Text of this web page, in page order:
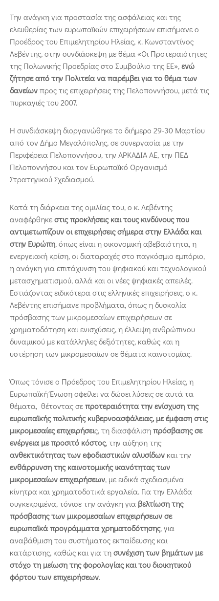
Την ανάγκη για προστασία της ασφάλειας και της
ελευθερίας των ευρωπαϊκών επιχειρήσεων επισήμανε ο
Προέδρος του Επιμελητηρίου Ηλείας, κ. Κωνσταντίνος
Λεβέντης, στην συνδιάσκεψη με θέμα «Οι Προτεραιότητες
της Πολωνικής Προεδρίας στο Συμβούλιο της ΕΕ»,ενώ
ζήτησε από την Πολιτεία να παρέμβει για το θέμα των
δανείωνπρος τις επιχειρήσεις της Πελοποννήσου, μετά τις
πυρκαγιές του 2007.
Η συνδιάσκεψη διοργανώθηκε το διήμερο 29-30 Μαρτίου
από τον Δήμο Μεγαλόπολης, σε συνεργασία με την
Περιφέρεια Πελοποννήσου, την ΑΡΚΑΔΙΑ ΑΕ, την ΠΕΔ
Πελοποννήσου και τον Ευρωπαϊκό Οργανισμό
Στρατηγικού Σχεδιασμού.
Κατά τη διάρκεια της ομιλίας του, ο κ. Λεβέντης
αναφέρθηκεστις προκλήσεις και τους κινδύνους που
αντιμετωπίζουν οι επιχειρήσεις σήμερα στην Ελλάδα και
στην Ευρώπη, όπως είναι η οικονομική αβεβαιότητα, η
ενεργειακή κρίση, οι διαταραχές στο παγκόσμιο εμπόριο,
η ανάγκη για επιτάχυνση του ψηφιακού και τεχνολογικού
μετασχηματισμού, αλλά και οι νέες ψηφιακές απειλές.
Εστιάζοντας ειδικότερα στις ελληνικές επιχειρήσεις, ο κ.
Λεβέντης επισήμανε προβλήματα, όπως η δυσκολία
πρόσβασης των μικρομεσαίων επιχειρήσεων σε
χρηματοδότηση και ενισχύσεις, η έλλειψη ανθρώπινου
δυναμικού με κατάλληλες δεξιότητες, καθώς και η
υστέρηση των μικρομεσαίων σε θέματα καινοτομίας.
Όπως τόνισε ο Πρόεδρος του Επιμελητηρίου Ηλείας, η
Ευρωπαϊκή Ένωση οφείλει να δώσει λύσεις σε αυτά τα
θέματα, θέτοντας σεπροτεραιότητα την ενίσχυση της
ευρωπαϊκής πολιτικής κυβερνοασφάλειας, με έμφαση στις
μικρομεσαίες επιχειρήσεις, τη διασφάλισηπρόσβασης σε
ενέργεια με προσιτό κόστος, την αύξηση της
ανθεκτικότητας των εφοδιαστικών αλυσίδων και την
ενθάρρυνση της καινοτομικής ικανότητας των
μικρομεσαίων επιχειρήσεων, με ειδικά σχεδιασμένα
κίνητρα και χρηματοδοτικά εργαλεία. Για την Ελλάδα
συγκεκριμένα, τόνισε την ανάγκη για βελτίωση της
πρόσβασης των μικρομεσαίων επιχειρήσεων σε
ευρωπαϊκά προγράμματα χρηματοδότησης, για
αναβάθμιση του συστήματος εκπαίδευσης και
κατάρτισης, καθώς και για τησυνέχιση των βημάτων με
στόχο τη μείωση της φορολογίας και του διοικητικού
φόρτου των επιχειρήσεων.